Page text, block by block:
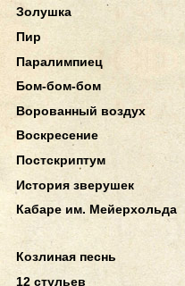
Золушка
Пир
Паралимпиец
Бом-бом-бом
Ворованный воздух
Воскресение
Постскриптум
История зверушек
Кабаре им. Мейерхольда
Козлиная песнь
12 стульев